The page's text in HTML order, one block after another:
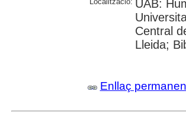
UAB:
Central
Lleida;
Enllaç